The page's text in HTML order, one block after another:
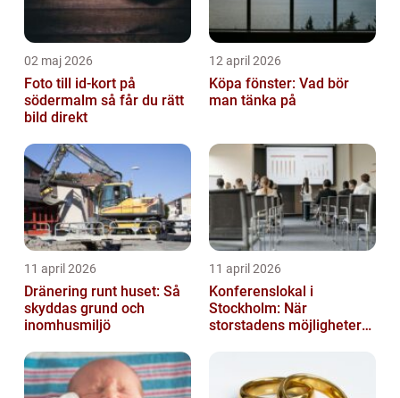
02 maj 2026
Foto till id-kort på
södermalm så får du rätt
bild direkt
12 april 2026
Köpa fönster: Vad bör
man tänka på
11 april 2026
Dränering runt huset: Så
skyddas grund och
inomhusmiljö
11 april 2026
Konferenslokal i
Stockholm: När
storstadens möjligheter